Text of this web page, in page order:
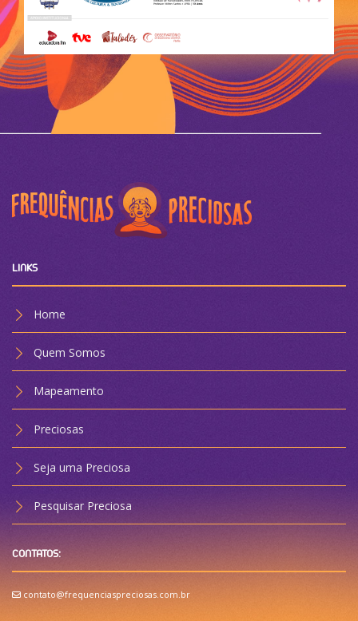
LINKS
Home
Quem Somos
Mapeamento
Preciosas
Seja uma Preciosa
Pesquisar Preciosa
CONTATOS:
contato@frequenciaspreciosas.com.br